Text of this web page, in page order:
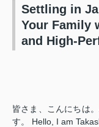
Settling in
Your Family
and High-
皆さま、こんにちは
す。 Hello, I am